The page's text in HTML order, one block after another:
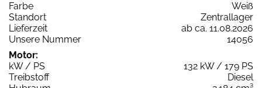
Farbe
Weiß
Standort
Zentrallager
Lieferzeit
ab ca. 11.08.2026
Unsere Nummer
14056
Motor:
kW / PS
132 kW / 179 PS
Treibstoff
Diesel